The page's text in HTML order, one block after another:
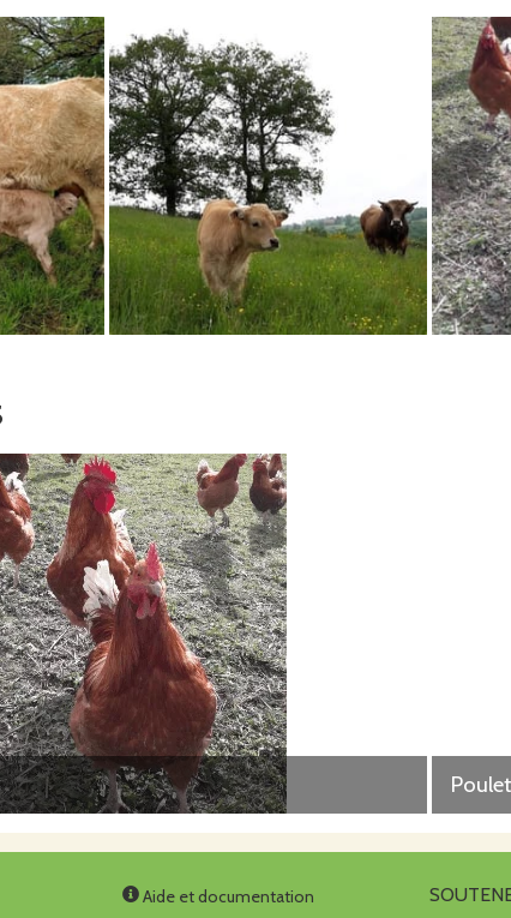
possible. Tous nos produits sont commercialisés en
à la ferme. Les colis de viande sont préparés par un
un prix abordable pour tout le monde.
Aide et documentation